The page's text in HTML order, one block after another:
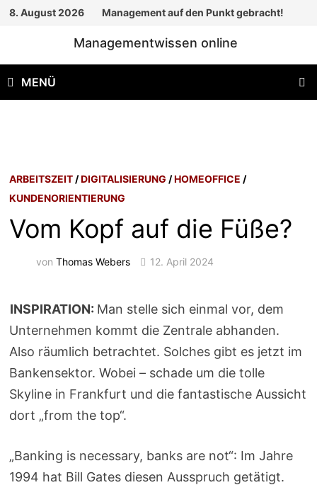
Zum
8. August 2026 Management auf den Punkt gebracht!
Managementwissen online
MENÜ
ARBEITSZEIT /DIGITALISIERUNG /HOMEOFFICE /
KUNDENORIENTIERUNG
Vom Kopf auf die Füße?
vonThomas Webers 12. April 2024
INSPIRATION: Man stelle sich einmal vor, dem
Unternehmen kommt die Zentrale abhanden.
Also räumlich betrachtet. Solches gibt es jetzt im
Bankensektor. Wobei – schade um die tolle
Skyline in Frankfurt und die fantastische Aussicht
dort „from the top“.
„Banking is necessary, banks are not“: Im Jahre
1994 hat Bill Gates diesen Ausspruch getätigt.